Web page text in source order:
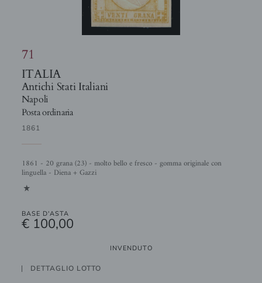
71
ITALIA
Antichi Stati Italiani
Napoli
Posta ordinaria
1861
1861 - 20 grana (23) - molto bello e fresco - gomma originale con
linguella - Diena + Gazzi
1
BASE D'ASTA
€ 100,00
INVENDUTO
DETTAGLIO LOTTO